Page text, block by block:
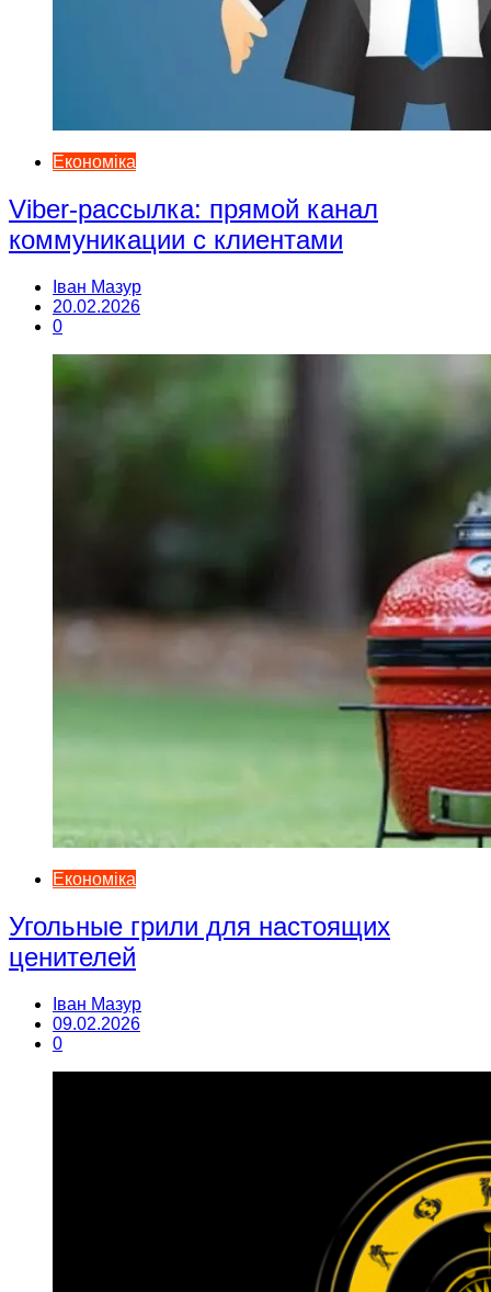
Економіка
Viber-рассылка: прямой канал
коммуникации с клиентами
Іван Мазур
20.02.2026
0
Економіка
Угольные грили для настоящих
ценителей
Іван Мазур
09.02.2026
0